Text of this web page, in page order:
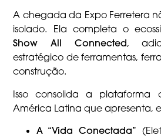
A chegada da Expo Ferretera
isolado. Ela completa o
Show All Connected,
estratégico de ferramentas,
construção.
Isso consolida a
América Latina que apresenta,
A “Vida Conectada”